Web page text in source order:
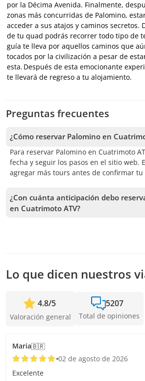
por la Décima Avenida. Finalmente,
zonas más concurridas de Palomino,
acceder a sus atajos y caminos secretos.
de tu quad podrás recorrer todo tipo de
guía te lleva por aquellos caminos que
tocados por la civilización a pesar de
esta. Después de esta emocionante
te llevará de regreso a tu alojamiento.
Preguntas frecuentes
¿Cómo reservar Palomino en
Para reservar Palomino en Cuatrimoto
fecha y seguir los pasos en el sitio web.
agregar más tours antes de confirmar tu
¿Con cuánta anticipación debo
en Cuatrimoto ATV?
Lo que dicen nuestros
4.8/5
Valoración general
5207
Total de opiniones
Maria🇧🇷
02 de agosto de 2026
Excelente